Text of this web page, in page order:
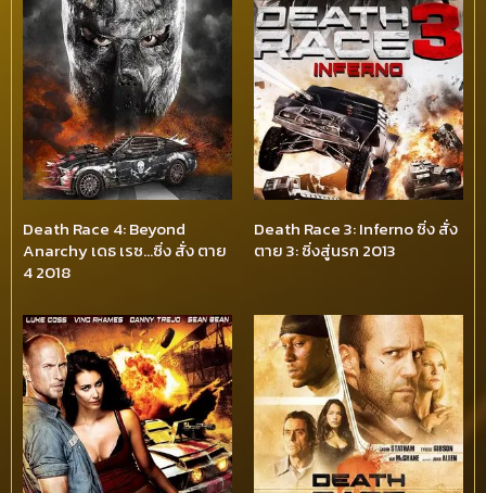
Death Race 4: Beyond
Anarchy เดธ เรซ…ซิ่ง สั่ง ตาย
4 2018
Death Race 3: Inferno ซิ่ง สั่ง
ตาย 3: ซิ่งสู่นรก 2013